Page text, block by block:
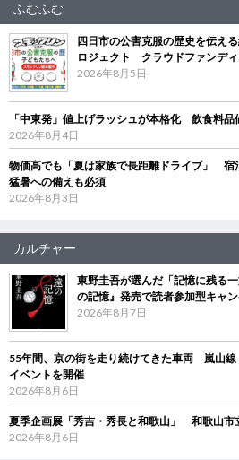
ふむふむ
四日市の公害克服の歴史を伝え
ロジェクト クラウドファンデ
2026年8月5日
「中東発」値上げラッシュが本格化 飲食料
2026年8月4日
物価高でも「夏は家族で長距離ドライブ」 宿
猛暑への備えも必須
2026年8月3日
カルチャー
東野圭吾が選んだ「記憶に残る
の記憶』発売で読者参加型キャ
2026年8月7日
55年間、京の街を走り続けてきた車両 嵐山
イベントを開催
2026年8月6日
夏季企画展「秀吉・秀長と和歌山」 和歌山市
2026年8月6日